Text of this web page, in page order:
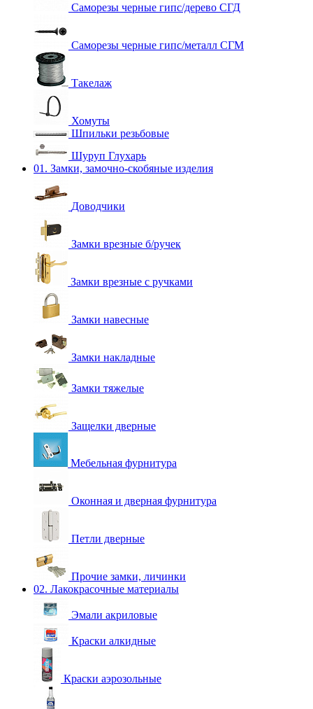
Саморезы черные гипс/дерево СГД
Саморезы черные гипс/металл СГМ
Такелаж
Хомуты
Шпильки резьбовые
Шуруп Глухарь
01. Замки, замочно-скобяные изделия
Доводчики
Замки врезные б/ручек
Замки врезные с ручками
Замки навесные
Замки накладные
Замки тяжелые
Защелки дверные
Мебельная фурнитура
Оконная и дверная фурнитура
Петли дверные
Прочие замки, личинки
02. Лакокрасочные материалы
Эмали акриловые
Краски алкидные
Краски аэрозольные